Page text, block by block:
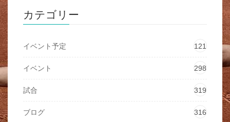
カテゴリー
イベント予定 121
イベント 298
試合 319
ブログ 316